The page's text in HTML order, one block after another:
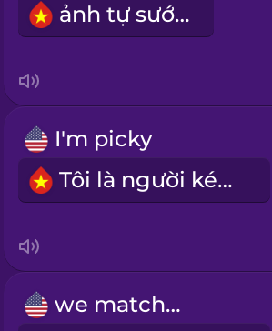
Mandarin Chinese
Māori
Norwegian
Polish
ảnh tự sướng
I'm picky
Tôi là người kén chọn
we matched